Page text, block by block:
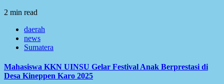
2 min read
daerah
news
Sumatera
Mahasiswa KKN UINSU Gelar Festival Anak Berprestasi di
Desa Kineppen Karo 2025